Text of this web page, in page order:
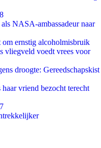
NASA-ambassadeur naar
ernstig alcoholmisbruik
vliegveld voedt vrees voor
droogte: Gereedschapskist
vriend bezocht terecht